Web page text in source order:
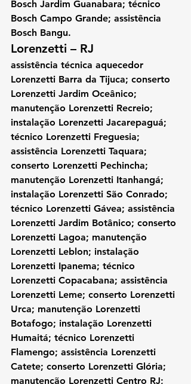
Bosch Jardim Guanabara; técnico
Bosch Campo Grande; assistência
Bosch Bangu.
Lorenzetti – RJ
assistência técnica aquecedor
Lorenzetti Barra da Tijuca; conserto
Lorenzetti Jardim Oceânico;
manutenção Lorenzetti Recreio;
instalação Lorenzetti Jacarepaguá;
técnico Lorenzetti Freguesia;
assistência Lorenzetti Taquara;
conserto Lorenzetti Pechincha;
manutenção Lorenzetti Itanhangá;
instalação Lorenzetti São Conrado;
técnico Lorenzetti Gávea; assistência
Lorenzetti Jardim Botânico; conserto
Lorenzetti Lagoa; manutenção
Lorenzetti Leblon; instalação
Lorenzetti Ipanema; técnico
Lorenzetti Copacabana; assistência
Lorenzetti Leme; conserto Lorenzetti
Urca; manutenção Lorenzetti
Botafogo; instalação Lorenzetti
Humaitá; técnico Lorenzetti
Flamengo; assistência Lorenzetti
Catete; conserto Lorenzetti Glória;
manutenção Lorenzetti Centro RJ;